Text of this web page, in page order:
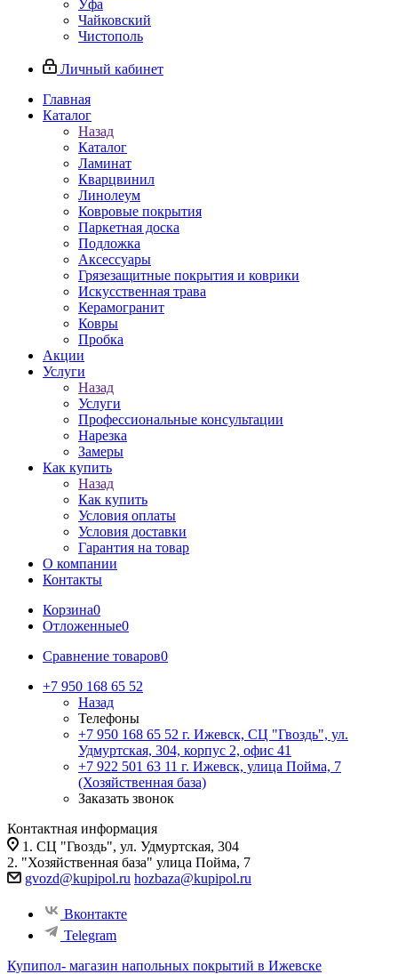
Уфа
Чайковский
Чистополь
Личный кабинет
Главная
Каталог
Назад
Каталог
Ламинат
Кварцвинил
Линолеум
Ковровые покрытия
Паркетная доска
Подложка
Аксессуары
Грязезащитные покрытия и коврики
Искусственная трава
Керамогранит
Ковры
Пробка
Акции
Услуги
Назад
Услуги
Профессиональные консультации
Нарезка
Замеры
Как купить
Назад
Как купить
Условия оплаты
Условия доставки
Гарантия на товар
О компании
Контакты
Корзина0
Отложенные0
Сравнение товаров0
+7 950 168 65 52
Назад
Телефоны
+7 950 168 65 52 г. Ижевск, СЦ "Гвоздь", ул.
Удмуртская, 304, корпус 2, офис 41
+7 922 501 63 11 г. Ижевск, улица Пойма, 7
(Хозяйственная база)
Заказать звонок
Контактная информация
1. СЦ "Гвоздь", ул. Удмуртская, 304
2. "Хозяйственная база" улица Пойма, 7
gvozd@kupipol.ru hozbaza@kupipol.ru
Вконтакте
Telegram
Купипол- магазин напольных покрытий в Ижевске